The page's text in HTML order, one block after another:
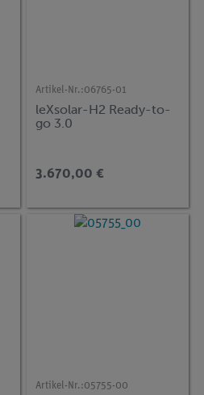
Artikel-Nr.:06765-01
leXsolar-H2 Ready-to-
go 3.0
3.670,00 €
Artikel-Nr.:05755-00